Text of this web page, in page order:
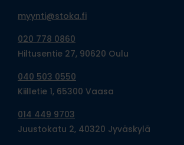
myynti@stoka.fi
020 778 0860
Hiltusentie 27, 90620 Oulu
040 503 0550
Kiilletie 1, 65300 Vaasa
014 449 9703
Juustokatu 2, 40320 Jyväskylä